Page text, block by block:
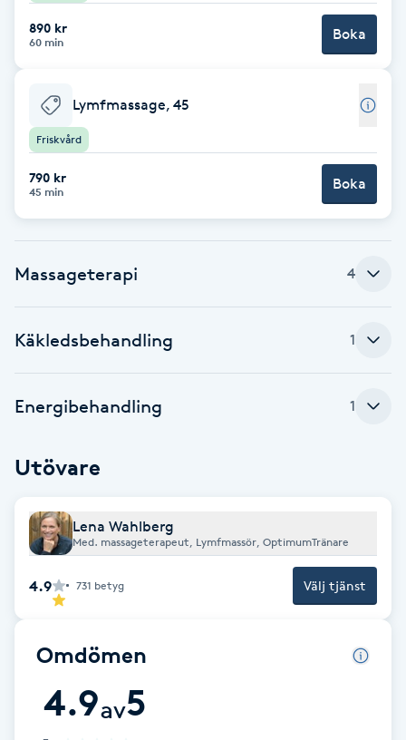
Brynplockning
Bröllopsuppsättning
Celluliter
Color correction
Cryoterapi
D
Damklippning
Dermapen
Diamantslipning
Enzympeeling
Eyeliner-tatuering
890 kr
60 min Boka
Lymfmassage, 45
Friskvård
790 kr
45 min Boka
Massageterapi 4
Käkledsbehandling 1
Energibehandling 1
Utövare
Lena Wahlberg
Med. massageterapeut, Lymfmassör, OptimumTränare
4.9 731 betyg Välj tjänst
Omdömen
4.9av5